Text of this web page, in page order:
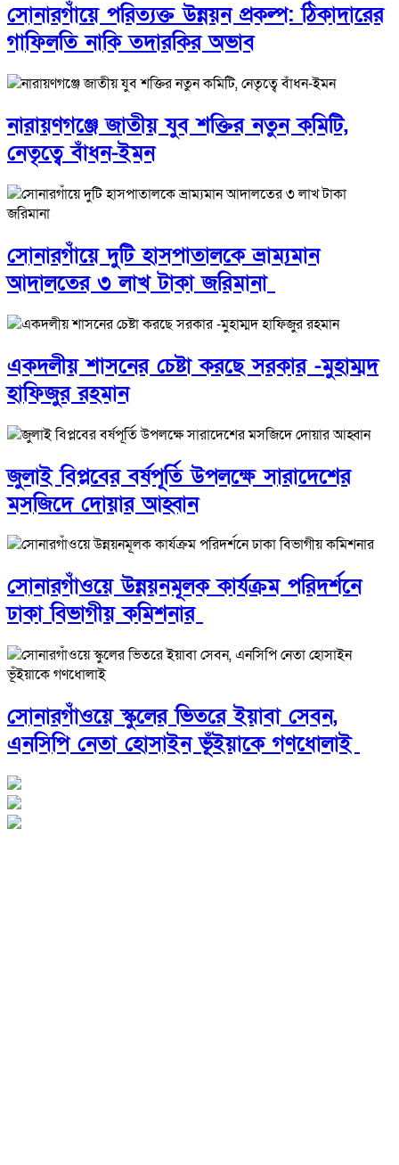
সোনারগাঁয়ে পরিত্যক্ত উন্নয়ন প্রকল্প: ঠিকাদারের
গাফিলতি নাকি তদারকির অভাব
নারায়ণগঞ্জে জাতীয় যুব শক্তির নতুন কমিটি,
নেতৃত্বে বাঁধন-ইমন
সোনারগাঁয়ে দুটি হাসপাতালকে ভ্রাম্যমান
আদালতের ৩ লাখ টাকা জরিমানা
একদলীয় শাসনের চেষ্টা করছে সরকার -মুহাম্মদ
হাফিজুর রহমান
জুলাই বিপ্লবের বর্ষপূর্তি উপলক্ষে সারাদেশের
মসজিদে দোয়ার আহ্বান
সোনারগাঁওয়ে উন্নয়নমূলক কার্যক্রম পরিদর্শনে
ঢাকা বিভাগীয় কমিশনার
সোনারগাঁওয়ে স্কুলের ভিতরে ইয়াবা সেবন,
এনসিপি নেতা হোসাইন ভূঁইয়াকে গণধোলাই